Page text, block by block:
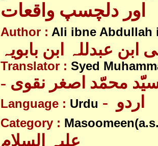
اور دلچسپ واقعات
Author : Ali ibne Abdullah
Translator : Syed
سیّد محمّد اصغر نقوی
Language : Urdu
Category :